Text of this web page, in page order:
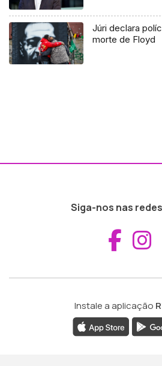
Júri declara
morte de Floyd
Siga-nos nas
Instale a aplicação